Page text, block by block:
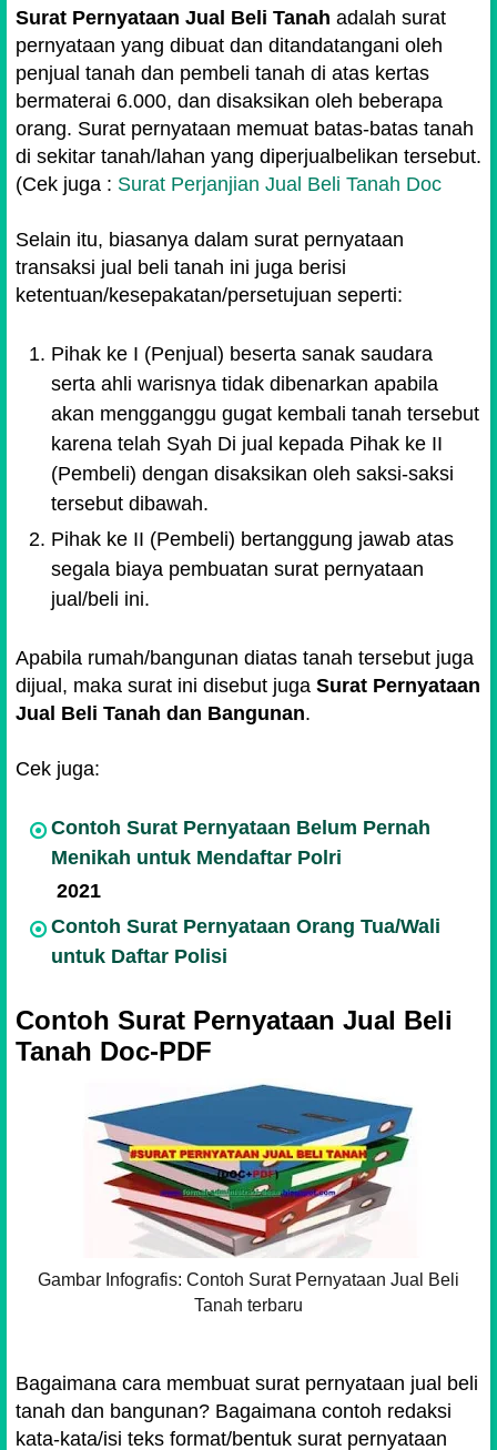
Surat Pernyataan Jual Beli Tanah adalah surat
pernyataan yang dibuat dan ditandatangani oleh
penjual tanah dan pembeli tanah di atas kertas
bermaterai 6.000, dan disaksikan oleh beberapa
orang. Surat pernyataan memuat batas-batas tanah
di sekitar tanah/lahan yang diperjualbelikan tersebut.
(Cek juga : Surat Perjanjian Jual Beli Tanah Doc
Selain itu, biasanya dalam surat pernyataan
transaksi jual beli tanah ini juga berisi
ketentuan/kesepakatan/persetujuan seperti:
Pihak ke I (Penjual) beserta sanak saudara
serta ahli warisnya tidak dibenarkan apabila
akan mengganggu gugat kembali tanah tersebut
karena telah Syah Di jual kepada Pihak ke II
(Pembeli) dengan disaksikan oleh saksi-saksi
tersebut dibawah.
Pihak ke II (Pembeli) bertanggung jawab atas
segala biaya pembuatan surat pernyataan
jual/beli ini.
Apabila rumah/bangunan diatas tanah tersebut juga
dijual, maka surat ini disebut juga Surat Pernyataan
Jual Beli Tanah dan Bangunan.
Cek juga:
Contoh Surat Pernyataan Belum Pernah
Menikah untuk Mendaftar Polri
2021
Contoh Surat Pernyataan Orang Tua/Wali
untuk Daftar Polisi
Contoh Surat Pernyataan Jual Beli
Tanah Doc-PDF
Gambar Infografis: Contoh Surat Pernyataan Jual Beli
Tanah terbaru
Bagaimana cara membuat surat pernyataan jual beli
tanah dan bangunan? Bagaimana contoh redaksi
kata-kata/isi teks format/bentuk surat pernyataan